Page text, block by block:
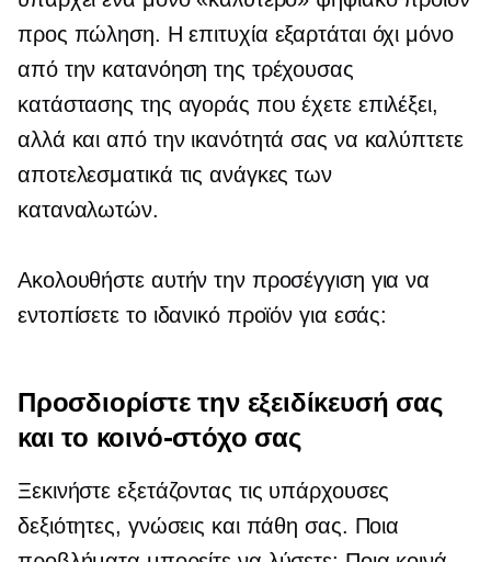
προς πώληση. Η επιτυχία εξαρτάται όχι μόνο
από την κατανόηση της τρέχουσας
κατάστασης της αγοράς που έχετε επιλέξει,
αλλά και από την ικανότητά σας να καλύπτετε
αποτελεσματικά τις ανάγκες των
καταναλωτών.
Ακολουθήστε αυτήν την προσέγγιση για να
εντοπίσετε το ιδανικό προϊόν για εσάς:
Προσδιορίστε την εξειδίκευσή σας
και το κοινό-στόχο σας
Ξεκινήστε εξετάζοντας τις υπάρχουσες
δεξιότητες, γνώσεις και πάθη σας. Ποια